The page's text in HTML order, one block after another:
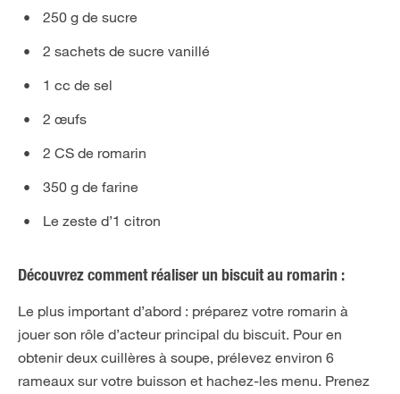
250 g de sucre
2 sachets de sucre vanillé
1 cc de sel
2 œufs
2 CS de romarin
350 g de farine
Le zeste d’1 citron
Découvrez comment réaliser un biscuit au romarin :
Le plus important d’abord : préparez votre romarin à
jouer son rôle d’acteur principal du biscuit. Pour en
obtenir deux cuillères à soupe, prélevez environ 6
rameaux sur votre buisson et hachez-les menu. Prenez